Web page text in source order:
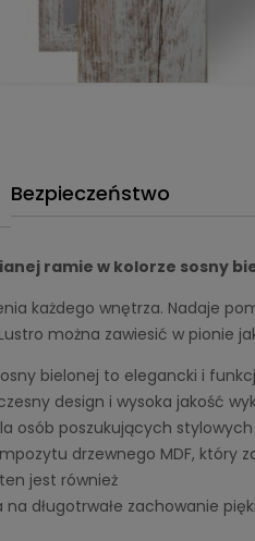
Bezpieczeństwo
ramie w kolorze sosny
każdego wnętrza. Nadaje
można zawiesić w pionie
bielonej to elegancki i
design i wysoka jakość
osób poszukujących
drzewnego MDF, który
jest również
długotrwałe zachowanie